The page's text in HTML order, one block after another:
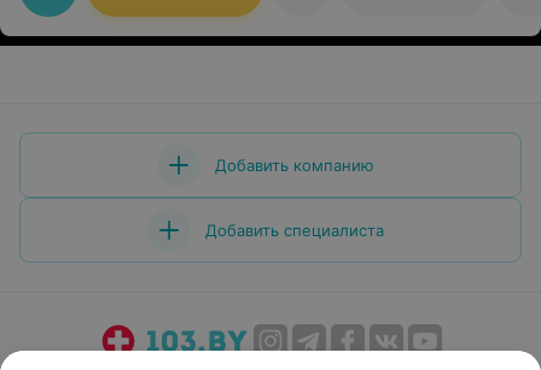
Добавить компанию
Добавить специалиста